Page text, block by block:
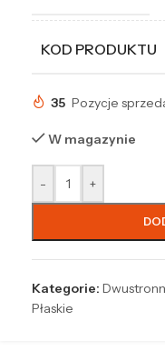
KOD PRODUKTU
35 Pozycje
W magazynie
- +
Kategorie:
Płaskie